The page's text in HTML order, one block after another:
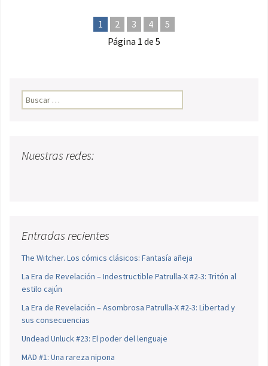
1 2 3 4
5
Página 1 de 5
Buscar:
Nuestras redes:
Entradas recientes
The Witcher. Los cómics clásicos: Fantasía añeja
La Era de Revelación – Indestructible Patrulla-X #2-3: Tritón al
estilo cajún
La Era de Revelación – Asombrosa Patrulla-X #2-3: Libertad y
sus consecuencias
Undead Unluck #23: El poder del lenguaje
MAD #1: Una rareza nipona